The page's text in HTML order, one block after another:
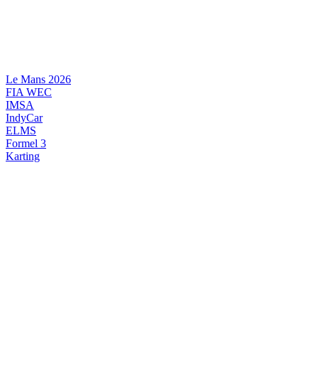
Le Mans 2026
FIA WEC
IMSA
IndyCar
ELMS
Formel 3
Karting